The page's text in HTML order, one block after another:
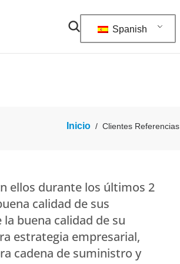
Spanish
Inicio / Clientes Referencias
ellos durante los últimos 2
calidad de sus
buena calidad de su
estrategia empresarial,
cadena de suministro y